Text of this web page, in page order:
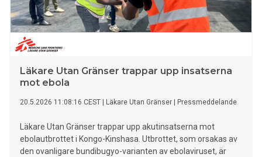
Läkare Utan Gränser trappar upp insatserna
mot ebola
20.5.2026 11:08:16 CEST Läkare Utan Gränser Pressmeddelande
Läkare Utan Gränser trappar upp akutinsatserna mot
ebolautbrottet i Kongo-Kinshasa. Utbrottet, som orsakas av
den ovanligare bundibugyo-varianten av ebolaviruset, är